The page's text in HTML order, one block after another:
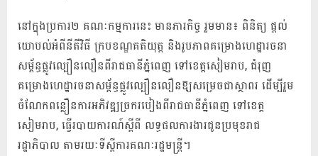
នៅក្នុងប្រការ២ គណៈកម្មការនេះ មានភារកិច្ច រួមមាន៖ ពិនិត្យ ផ្ដល់
យោបល់អំពីនីតីវិធី ក្របខណ្ឌគតិយុត្ត និងរូបភាពគម្រោងហេដ្ឋារចនា
សម្ព័ន្ធផ្លូវល្បឿនលឿនពីរាជធានីភ្នំពេញ ទៅខេត្តសៀមរាប, ​ជំរុញ
គម្រោងហេដ្ឋារចនាសម្ព័ន្ធផ្លូវល្បឿនលឿនឱ្យសម្រេចជាស្ថាពរ ដើម្បីរួម
ចំណែកពន្លឿនការអភិវឌ្ឍច្រករបៀងពីរាជធានីភ្នំពេញ ទៅខេត្ត
សៀមរាប, ធ្វើរបាយការណ៍ស្ដីពី លទ្ធផលការងារជូនប្រមុខរាជ
រដ្ឋាភិបាល តាមរយៈទីស្ដីការគណៈរដ្ឋមន្រ្តី។